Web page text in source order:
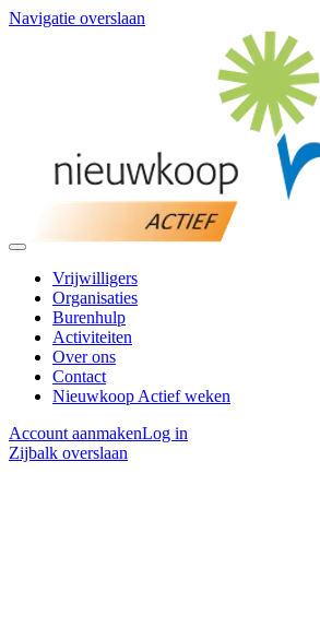
Navigatie overslaan
Vrijwilligers
Organisaties
Burenhulp
Activiteiten
Over ons
Contact
Nieuwkoop Actief weken
Account aanmakenLog in
Zijbalk overslaan